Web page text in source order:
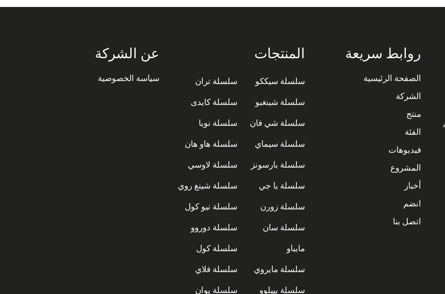
روابط سريعة
الصفحة الرئيسية
الشركة
منتج
الفئة
فيديوهات
المشروع
أخبار
انضم
اتصل بنا
المنتجات
سلسلة سيككو سلسلة تران
سلسلة شينغبو سلسلة كايدى
سلسلة شي فان سلسلة نويا
سلسلة سيماي سلسلة هاو هان
سلسلة بارسونز سلسلة لاوسي
سلسلة يا جي سلسلة شينغ روي
سلسلة زورن سلسلة نيو كول
سلسلة سان سلسلة دوروو
مايباو سلسلة كول
سلسلة مايروي سلسلة فلاي
سلسلة بييلوو سلسلة يوان
عن الشركة
سياسة الخصوصية